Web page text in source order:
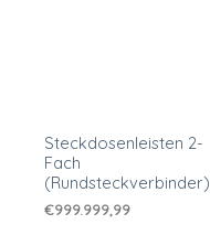
Steckdosenleisten 2-
Fach
(Rundsteckverbinder)
€999.999,99